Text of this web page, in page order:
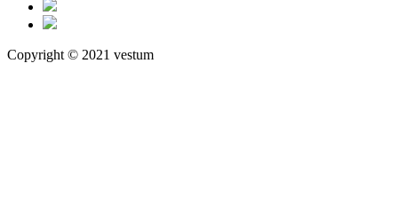
Copyright © 2021 vestum